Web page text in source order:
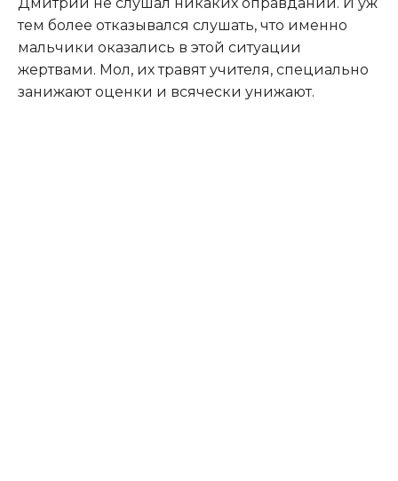
Дмитрий не слушал никаких оправданий. И уж
тем более отказывался слушать, что именно
мальчики оказались в этой ситуации
жертвами. Мол, их травят учителя, специально
занижают оценки и всячески унижают.